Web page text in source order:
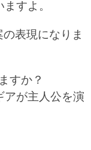
すよ。
表現になりま
すか？
アが主人公を演